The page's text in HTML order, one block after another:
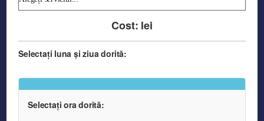
Cost: lei
Selectați luna și ziua dorită:
Selectați ora dorită: